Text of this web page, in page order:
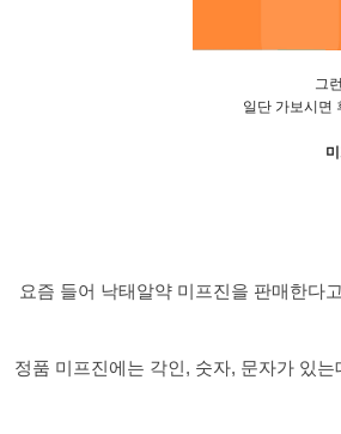
그
일단 가보시면
요즘 들어 낙태알약 미프진을 판매한다
정품 미프진에는 각인, 숫자, 문자가 있